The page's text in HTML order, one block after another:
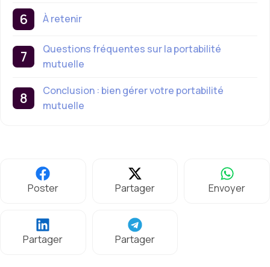
À retenir
Questions fréquentes sur la portabilité
mutuelle
Conclusion : bien gérer votre portabilité
mutuelle
Poster Partager Envoyer
Partager Partager